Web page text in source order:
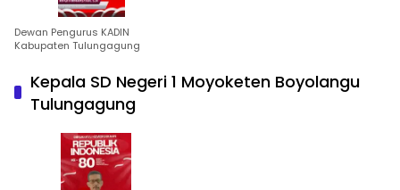
Dewan Pengurus KADIN
Kabupaten Tulungagung
Kepala SD Negeri 1 Moyoketen Boyolangu
Tulungagung